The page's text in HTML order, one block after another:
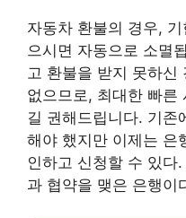
자동차 환불의 경우,
으시면 자동으로 소멸
고 환불을 받지 못하신
없으므로, 최대한 빠른
길 권해드립니다. 기존
해야 했지만 이제는 은
인하고 신청할 수 있다
과 협약을 맺은 은행이